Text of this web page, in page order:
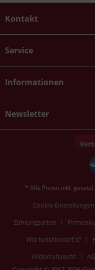
Kontakt
Service
Informationen
Newsletter
* Alle Preise inkl.
Cookie Einstellungen
Zahlungsarten
Wie funktioniert's?
Widerrufsrecht